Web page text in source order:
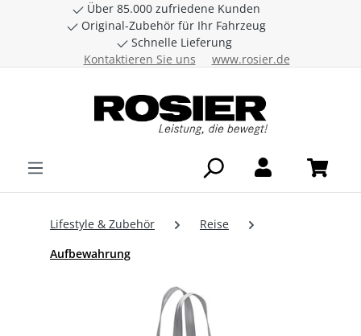
Zum Hauptinhalt springen
Über 85.000 zufriedene Kunden
Original-Zubehör für Ihr Fahrzeug
Schnelle Lieferung
Kontaktieren Sie uns
www.rosier.de
Lifestyle & Zubehör
Reise
Aufbewahrung